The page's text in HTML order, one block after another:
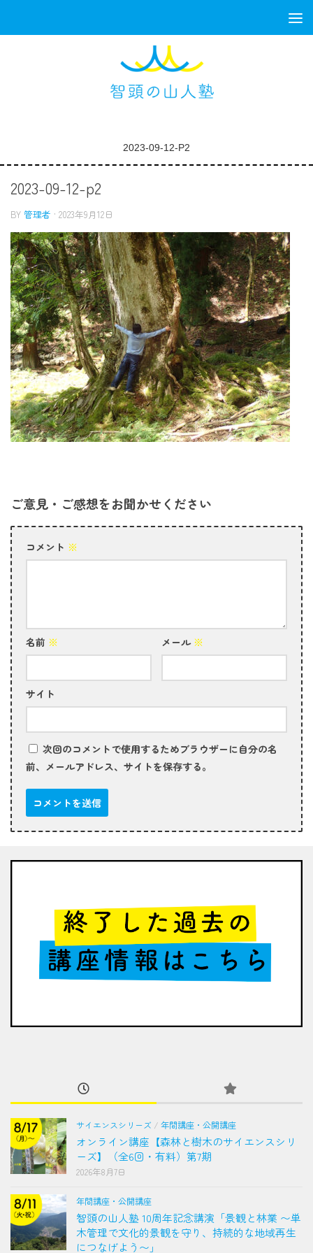
2023-09-12-P2
2023-09-12-p2
BY 管理者 · 2023年9月12日
ご意見・ご感想をお聞かせください
コメント ※
名前 ※ メール ※
サイト
次回のコメントで使用するためブラウザーに自分の名
前、メールアドレス、サイトを保存する。
サイエンスシリーズ / 年間講座・公開講座
オンライン講座【森林と樹木のサイエンスシリ
ーズ】（全6回・有料）第7期
2026年8月7日
年間講座・公開講座
智頭の山人塾 10周年記念講演「景観と林業 〜単
木管理で文化的景観を守り、持続的な地域再生
につなげよう〜」